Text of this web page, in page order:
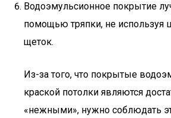
Водоэмульсионное покрытие
помощью тряпки, не используя
щеток.
Из-за того, что покрытые
краской потолки являются
«нежными», нужно соблюдать